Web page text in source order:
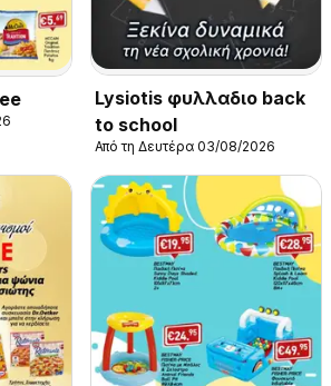
Lysiotis φυλλαδιο back
to school
Από τη Δευτέρα 03/08/2026